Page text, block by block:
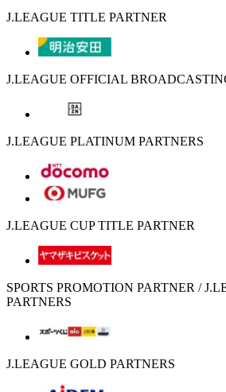
J.LEAGUE TITLE PARTNER
J.LEAGUE OFFICIAL
J.LEAGUE PLATINUM PARTNERS
J.LEAGUE CUP TITLE PARTNER
SPORTS PROMOTION PARTNER /
PARTNERS
J.LEAGUE GOLD PARTNERS